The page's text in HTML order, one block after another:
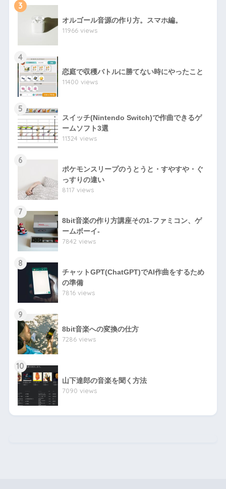
3
オルゴール音源の作り方。スマホ編。
11966 views
4
恋庭で収穫バトルに勝てない時にやったこと
11400 views
5
スイッチ(Nintendo Switch)で作曲できるゲ
ームソフト3選
11324 views
6
ポケモンスリープのうとうと・すやすや・ぐ
っすりの違い
8117 views
7
8bit音楽の作り方講座その1-ファミコン、ゲ
ームボーイ-
7842 views
8
チャットGPT(ChatGPT)でAI作曲をするため
の準備
7816 views
9
8bit音楽への変換の仕方
7286 views
10
山下達郎の音楽を聞く方法
7090 views